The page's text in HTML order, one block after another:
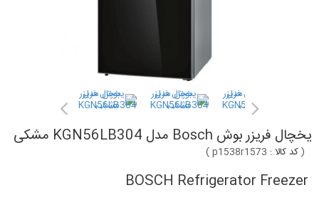
یخچال فریزر بوش Bosch مدل KGN56LB304 مشکی
(کد کالا : p1538r1573
)
BOSCH Refrigerator Freezer